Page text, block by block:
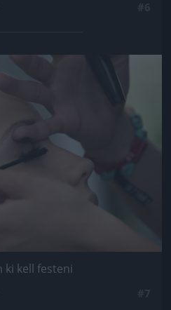
ki kell festeni